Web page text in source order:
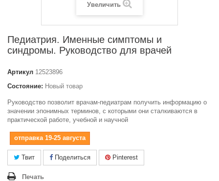
Увеличить
Педиатрия. Именные симптомы и
синдромы. Руководство для врачей
Артикул 12523896
Состояние: Новый товар
Руководство позволит врачам-педиатрам получить информацию о
значении эпонимных терминов, с которыми они сталкиваются в
практической работе, учебной и научной
отправка 19-25 августа
Твит Поделиться Pinterest
Печать